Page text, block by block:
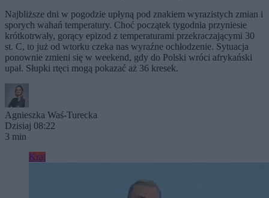
Najbliższe dni w pogodzie upłyną pod znakiem wyrazistych zmian i
sporych wahań temperatury. Choć początek tygodnia przyniesie
krótkotrwały, gorący epizod z temperaturami przekraczającymi 30
st. C, to już od wtorku czeka nas wyraźne ochłodzenie. Sytuacja
ponownie zmieni się w weekend, gdy do Polski wróci afrykański
upał. Słupki rtęci mogą pokazać aż 36 kresek.
Agnieszka Waś-Turecka
Dzisiaj 08:22
3 min
Kraj